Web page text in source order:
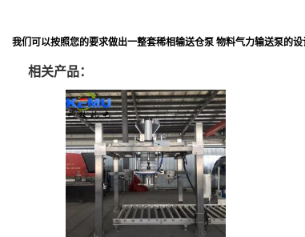
我们可以按照您的要求做出一整套稀相输送仓泵 物料气力输送泵的
相关产品：